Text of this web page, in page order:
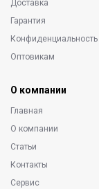
Доставка
Гарантия
Конфиденциальность
Оптовикам
О компании
Главная
О компании
Статьи
Контакты
Сервис